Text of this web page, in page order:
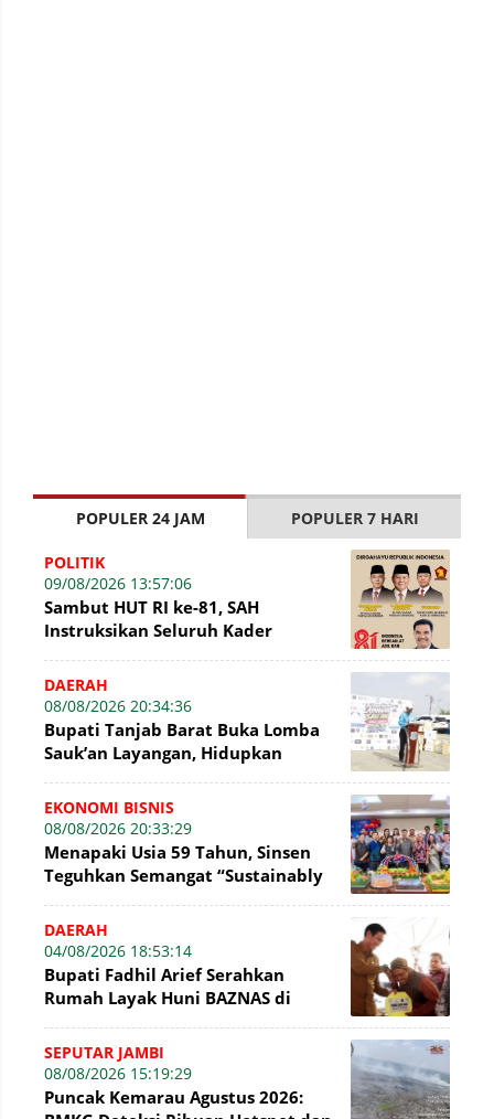
POPULER 24 JAM POPULER 7 HARI
POLITIK
09/08/2026 13:57:06
Sambut HUT RI ke-81, SAH
Instruksikan Seluruh Kader
Merah Putih
DAERAH
08/08/2026 20:34:36
Bupati Tanjab Barat Buka Lomba
Sauk’an Layangan, Hidupkan
WFC ?
EKONOMI BISNIS
08/08/2026 20:33:29
Menapaki Usia 59 Tahun, Sinsen
Teguhkan Semangat “Sustainably
DAERAH
04/08/2026 18:53:14
Bupati Fadhil Arief Serahkan
Rumah Layak Huni BAZNAS di
SEPUTAR JAMBI
08/08/2026 15:19:29
Puncak Kemarau Agustus 2026: